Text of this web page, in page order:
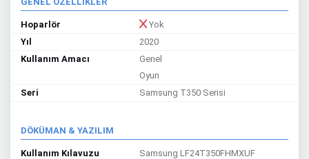
Hoparlör
Yok
Yıl
2020
Kullanım Amacı
Genel
Oyun
Seri
Samsung T350 Serisi
DÖKÜMAN & YAZILIM
Kullanım Kılavuzu
Samsung LF24T350FHMXUF